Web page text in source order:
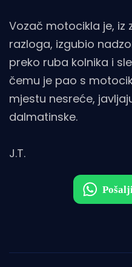
Vozač motocikla je, iz
razloga, izgubio
preko ruba kolnika i
čemu je pao s
mjestu nesreće,
dalmatinske.
J.T.